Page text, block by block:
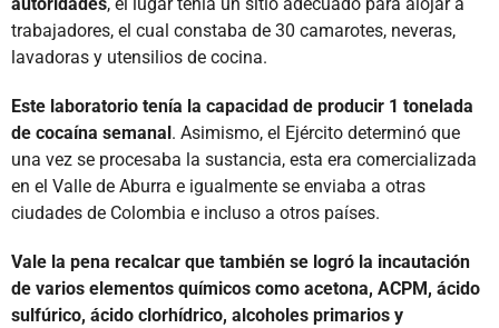
trabajadores, el cual constaba de 30 camarotes, neveras,
lavadoras y utensilios de cocina.
Este laboratorio tenía la capacidad de producir 1 tonelada
de cocaína semanal. Asimismo, el Ejército determinó que
una vez se procesaba la sustancia, esta era comercializada
en el Valle de Aburra e igualmente se enviaba a otras
ciudades de Colombia e incluso a otros países.
Vale la pena recalcar que también se logró la incautación
de varios elementos químicos como acetona, ACPM, ácido
sulfúrico, ácido clorhídrico, alcoholes primarios y